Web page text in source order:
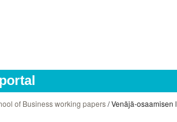
of Business working papers/ Venäjä-osaamisen